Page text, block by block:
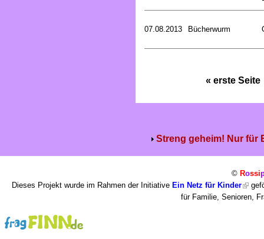
07.08.2013 Bücherwurm
« erste Seite
Streng geheim! Nur für
© Rossi
Dieses Projekt wurde im Rahmen der Initiative Ein Netz für Kinder
für Familie, Senioren,